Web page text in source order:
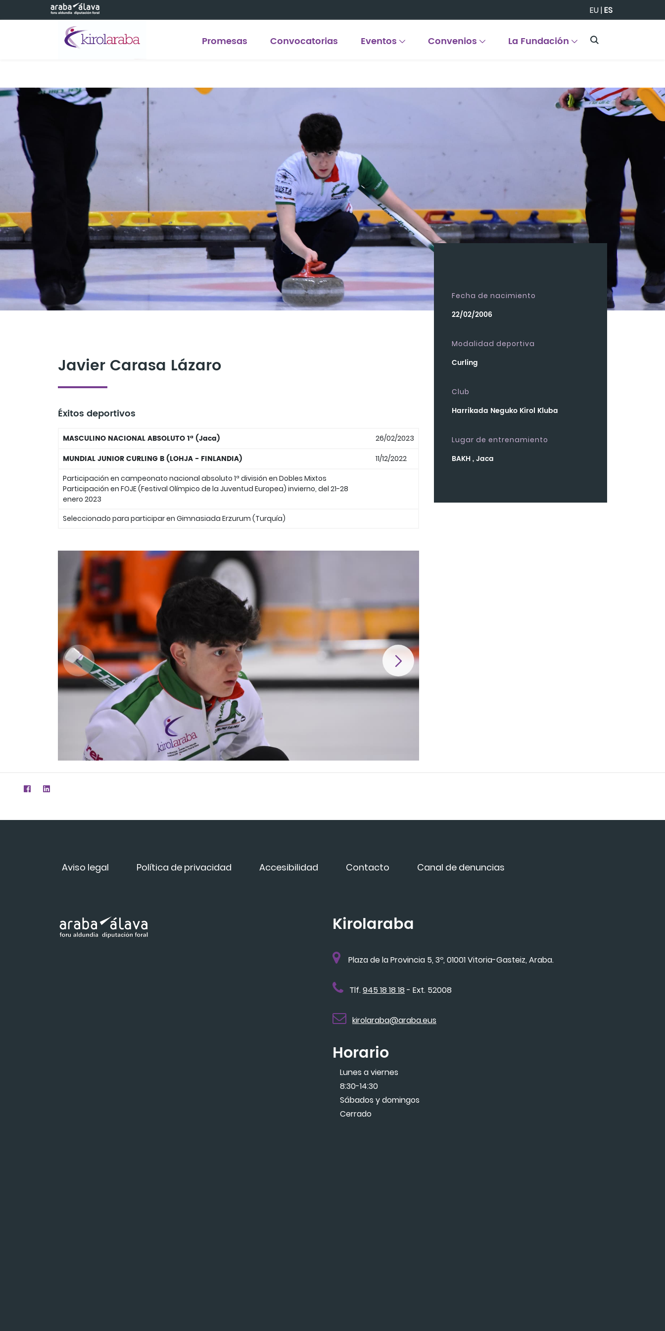
Saltar al contenido principal EU|ES
Promesas Convocatorias Eventos Convenios La Fundación
Javier Carasa Lázaro
Éxitos deportivos
MASCULINO NACIONAL ABSOLUTO 1ª (Jaca) 26/02/2023
MUNDIAL JUNIOR CURLING B (LOHJA - FINLANDIA)
11/12/2022
Participación en campeonato nacional absoluto 1ª división en Dobles Mixtos
Participación en FOJE (Festival Olímpico de la Juventud Europea) invierno, del 21-28
enero 2023
Seleccionado para participar en Gimnasiada Erzurum (Turquía)
Fecha de nacimiento
22/02/2006
Modalidad deportiva
Curling
Club
Harrikada Neguko Kirol Kluba
Lugar de entrenamiento
BAKH , Jaca
Aviso legal Política de privacidad Accesibilidad Contacto Canal de denuncias
Kirolaraba
Plaza de la Provincia 5, 3º, 01001 Vitoria-Gasteiz, Araba.
Tlf.945 18 18 18 - Ext. 52008
kirolaraba@araba.eus
Horario
Lunes a viernes
8:30-14:30
Sábados y domingos
Cerrado